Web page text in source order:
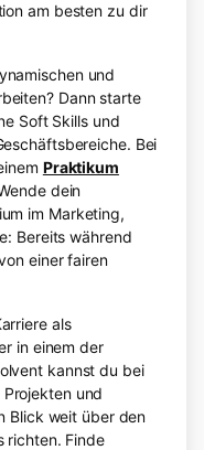
am besten zu dir
und
Dann starte
Soft Skills und
Bei
Praktikum
dein
im Marketing,
Bereits während
einer fairen
als
in einem der
kannst du bei
und
Blick weit über den
richten. Finde